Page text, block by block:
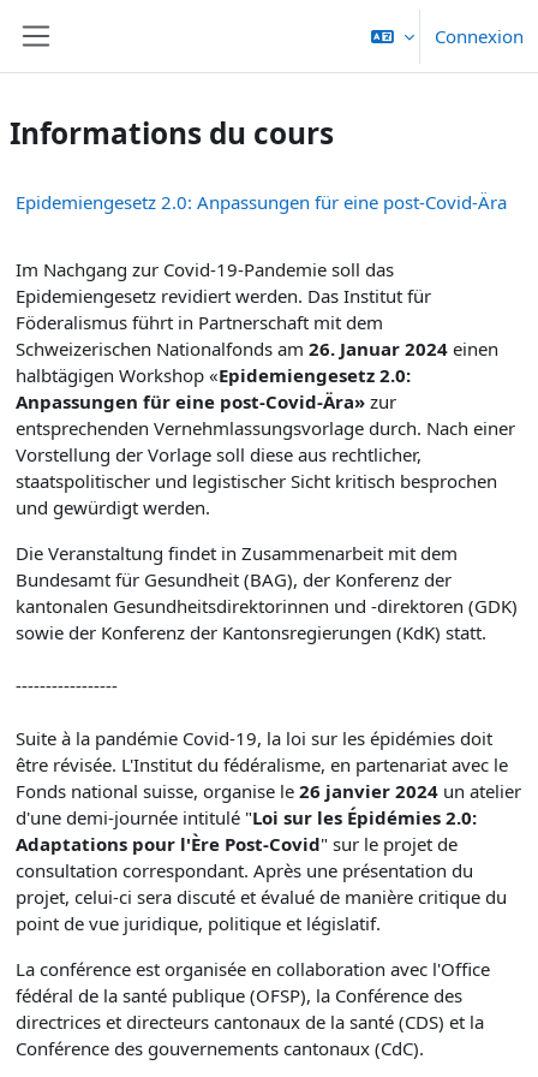
Connexion
Informations du cours
Epidemiengesetz 2.0: Anpassungen für eine post-Covid-Ära
Im Nachgang zur Covid-19-Pandemie soll das
Epidemiengesetz revidiert werden. Das Institut für
Föderalismus führt in Partnerschaft mit dem
Schweizerischen Nationalfonds am 26. Januar 2024 einen
halbtägigen Workshop «Epidemiengesetz 2.0:
Anpassungen für eine post-Covid-Ära» zur
entsprechenden Vernehmlassungsvorlage durch. Nach einer
Vorstellung der Vorlage soll diese aus rechtlicher,
staatspolitischer und legistischer Sicht kritisch besprochen
und gewürdigt werden.
Die Veranstaltung findet in Zusammenarbeit mit dem
Bundesamt für Gesundheit (BAG), der Konferenz der
kantonalen Gesundheitsdirektorinnen und -direktoren (GDK)
sowie der Konferenz der Kantonsregierungen (KdK) statt.
-----------------
Suite à la pandémie Covid-19, la loi sur les épidémies doit
être révisée. L'Institut du fédéralisme, en partenariat avec le
Fonds national suisse, organise le 26 janvier 2024 un atelier
d'une demi-journée intitulé "Loi sur les Épidémies 2.0:
Adaptations pour l'Ère Post-Covid" sur le projet de
consultation correspondant. Après une présentation du
projet, celui-ci sera discuté et évalué de manière critique du
point de vue juridique, politique et législatif.
La conférence est organisée en collaboration avec l'Office
fédéral de la santé publique (OFSP), la Conférence des
directrices et directeurs cantonaux de la santé (CDS) et la
Conférence des gouvernements cantonaux (CdC).